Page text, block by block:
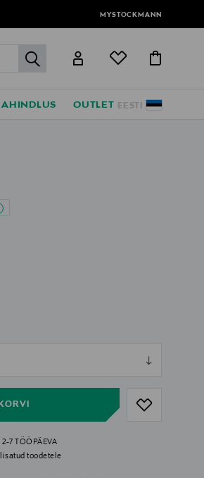
MYSTOCKMANN
label.header.go
EESTI
OUTLET
2-7 TÖÖPÄEVA
toodetele